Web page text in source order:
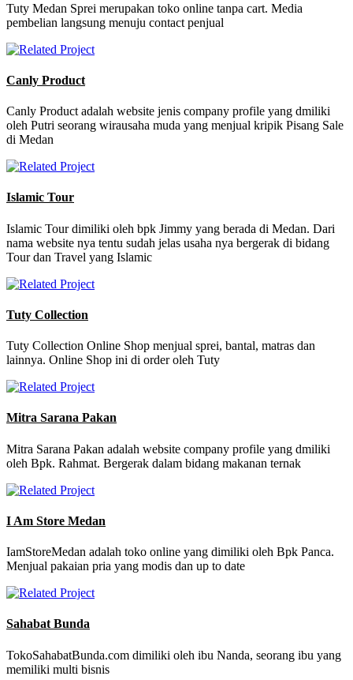
Tuty Medan Sprei merupakan toko online tanpa cart. Media
pembelian langsung menuju contact penjual
Canly Product
Canly Product adalah website jenis company profile yang dmiliki
oleh Putri seorang wirausaha muda yang menjual kripik Pisang Sale
di Medan
Islamic Tour
Islamic Tour dimiliki oleh bpk Jimmy yang berada di Medan. Dari
nama website nya tentu sudah jelas usaha nya bergerak di bidang
Tour dan Travel yang Islamic
Tuty Collection
Tuty Collection Online Shop menjual sprei, bantal, matras dan
lainnya. Online Shop ini di order oleh Tuty
Mitra Sarana Pakan
Mitra Sarana Pakan adalah website company profile yang dmiliki
oleh Bpk. Rahmat. Bergerak dalam bidang makanan ternak
I Am Store Medan
IamStoreMedan adalah toko online yang dimiliki oleh Bpk Panca.
Menjual pakaian pria yang modis dan up to date
Sahabat Bunda
TokoSahabatBunda.com dimiliki oleh ibu Nanda, seorang ibu yang
memiliki multi bisnis